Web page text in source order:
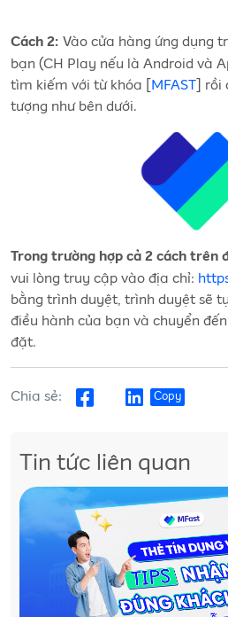
Cách 2: Vào cửa hàng ứng dụng
bạn (CH Play nếu là Android và
tìm kiếm với từ khóa [ MFAST ]
tượng như bên dưới.
Trong trường hợp cả 2 cách trên
vui lòng truy cập vào địa chỉ:
bằng trình duyệt, trình duyệt sẽ
điều hành của bạn và chuyển
đặt.
Chia sẻ: Copy
Tin tức liên quan